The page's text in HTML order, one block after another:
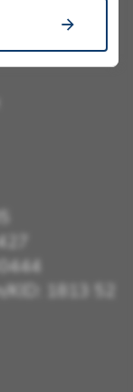
1813 52